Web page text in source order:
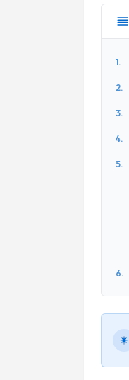
1.
2.
3.
4.
5.
6.